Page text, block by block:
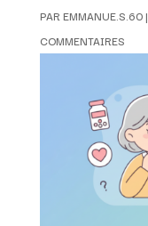
PAREMMANUE.S.60|
COMMENTAIRES